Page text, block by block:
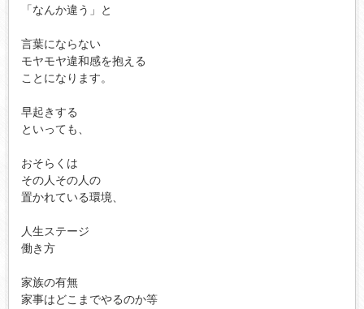
「なんか違う」と
言葉にならない
モヤモヤ違和感を抱える
ことになります。
早起きする
といっても、
おそらくは
その人その人の
置かれている環境、
人生ステージ
働き方
家族の有無
家事はどこまでやるのか等